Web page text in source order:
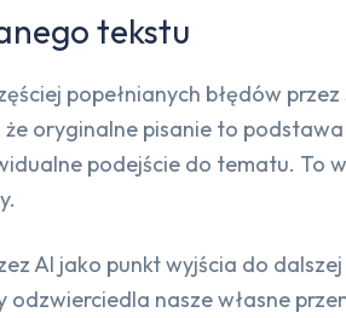
tekstu
popełnianych błędów
oryginalne pisanie to
podejście do tematu. To
AI jako punkt wyjścia do
odzwierciedla nasze własne